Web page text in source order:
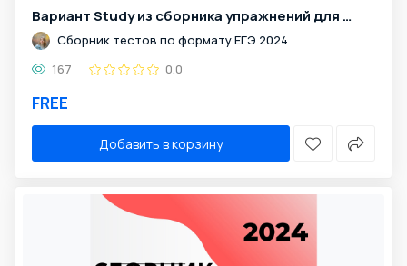
Вариант Study из сборника упражнений для подготовки к ЕГЭ
Сборник тестов по формату ЕГЭ 2024
167
0.0
FREE
Добавить в корзину